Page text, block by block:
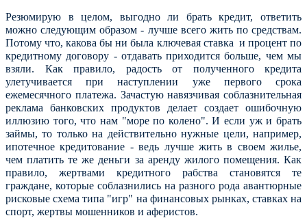
Резюмирую в целом, выгодно ли брать кредит, ответить
можно следующим образом - лучше всего жить по средствам.
Потому что, какова бы ни была ключевая ставка и процент по
кредитному договору - отдавать приходится больше, чем мы
взяли. Как правило, радость от полученного кредита
улетучивается при наступлении уже первого срока
ежемесячного платежа. Зачастую навязчивая соблазнительная
реклама банковских продуктов делает создает ошибочную
иллюзию того, что нам "море по колено". И если уж и брать
займы, то только на действительно нужные цели, например,
ипотечное кредитование - ведь лучше жить в своем жилье,
чем платить те же деньги за аренду жилого помещения. Как
правило, жертвами кредитного рабства становятся те
граждане, которые соблазнились на разного рода авантюрные
рисковые схема типа "игр" на финансовых рынках, ставках на
спорт, жертвы мошенников и аферистов.